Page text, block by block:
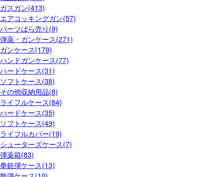
ガスガン(413)
エアコッキングガン(57)
パーツばら売り(9)
弾薬・ガンケース(271)
ガンケース(179)
ハンドガンケース(77)
ハードケース(31)
ソフトケース(38)
その他収納用品(8)
ライフルケース(84)
ハードケース(35)
ソフトケース(49)
ライフルカバー(19)
シューターズケース(7)
弾薬箱(83)
拳銃弾ケース(13)